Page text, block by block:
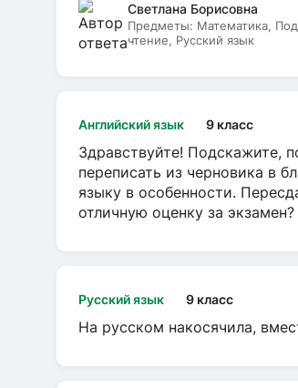
Светлана Борисовна
Предметы: Математика,
чтение, Русский язык
Английский язык 9 класс
Здравствуйте! Подскажите,
переписать из черновика в
языку в особенности.
отличную оценку за
Русский язык 9 класс
На русском накосячила,